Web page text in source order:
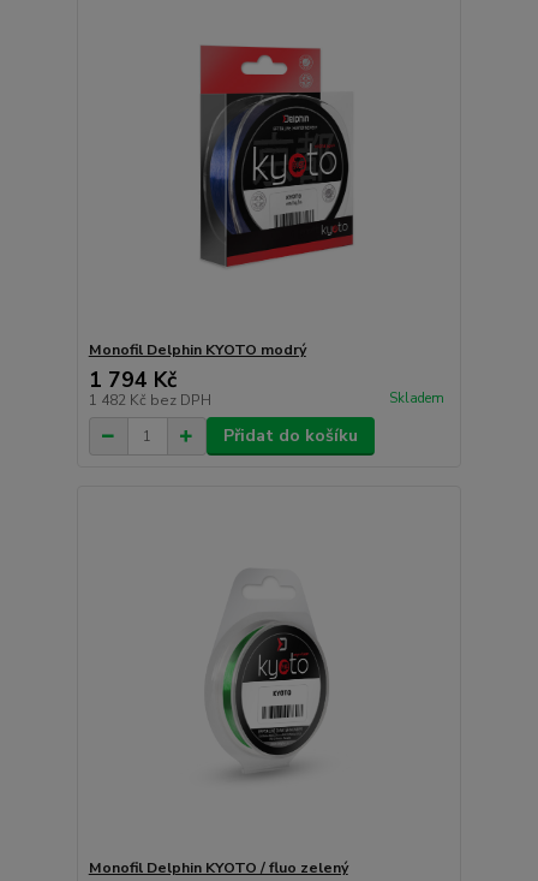
Monofil Delphin KYOTO modrý
1 794 Kč
1 482 Kč bez DPH Skladem
Přidat do košíku
Monofil Delphin KYOTO / fluo zelený